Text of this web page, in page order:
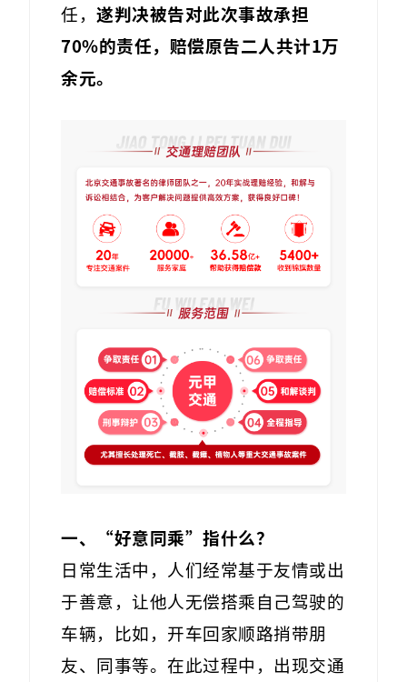
任， 遂判决被告对此次事故承担
70%的责任，赔偿原告二人共计1万
余元。
一、
“好意同乘”指什么？
日常生活中，人们经常基于友情或出
于善意，让他人无偿搭乘自己驾驶的
车辆，比如，开车回家顺路捎带朋
友、同事等。在此过程中，出现交通